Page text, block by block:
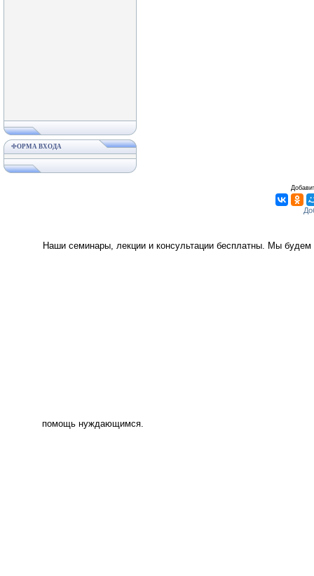
ФОРМА ВХОДА
Наши семинары, лекции и консультации бесплатны. Мы
помощь нуждающимся.